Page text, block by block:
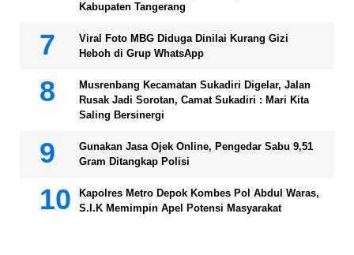
Kabupaten Tangerang
Viral Foto MBG Diduga Dinilai Kurang Gizi
Heboh di Grup WhatsApp
Musrenbang Kecamatan Sukadiri Digelar, Jalan
Rusak Jadi Sorotan, Camat Sukadiri : Mari Kita
Saling Bersinergi
Gunakan Jasa Ojek Online, Pengedar Sabu 9,51
Gram Ditangkap Polisi
Kapolres Metro Depok Kombes Pol Abdul Waras,
S.I.K Memimpin Apel Potensi Masyarakat